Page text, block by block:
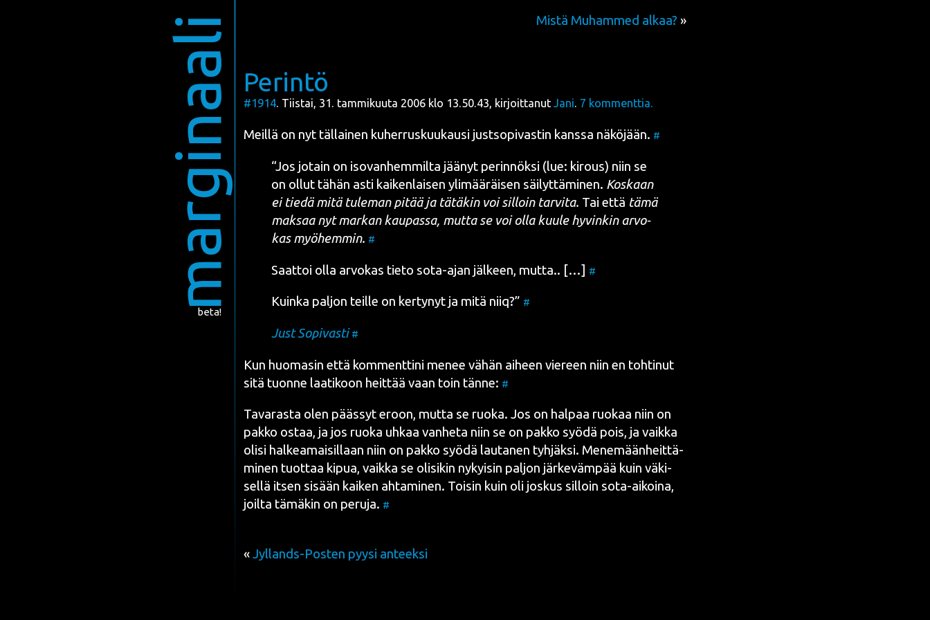
marginaali
beta!
Mistä Muhammed alkaa? »
Perintö
#1914. Tiistai, 31. tammikuuta 2006 klo 13.50.43, kirjoittanut Jani. 7 kommenttia.
Meil­lä on nyt täl­lai­nen kuher­rus­kuu­kausi just­so­pi­vas­tin kans­sa näkö­jään. #
“Jos jotain on iso­van­hem­mil­ta jää­nyt perin­nök­si (lue: kirous) niin se
on ollut tähän asti kai­ken­lai­sen yli­mää­räi­sen säi­lyt­tä­mi­nen. Kos­kaan
ei tie­dä mitä tule­man pitää ja tätä­kin voi sil­loin tar­vi­ta. Tai että tämä
mak­saa nyt mar­kan kau­pas­sa, mut­ta se voi olla kuu­le hyvin­kin arvo­
kas myö­hem­min. #
Saat­toi olla arvo­kas tie­to sota-ajan jäl­keen, mut­ta.. […] #
Kuin­ka pal­jon teil­le on ker­ty­nyt ja mitä niiq?” #
Just Sopi­vas­ti #
Kun huo­ma­sin että kom­ment­ti­ni menee vähän aiheen vie­reen niin en toh­ti­nut
sitä tuon­ne laa­ti­koon heit­tää vaan toin tän­ne: #
Tava­ras­ta olen pääs­syt eroon, mut­ta se ruo­ka. Jos on hal­paa ruo­kaa niin on
pak­ko ostaa, ja jos ruo­ka uhkaa van­he­ta niin se on pak­ko syö­dä pois, ja vaik­ka
oli­si hal­kea­mai­sil­laan niin on pak­ko syö­dä lau­ta­nen tyh­jäk­si. Mene­mään­heit­tä­
mi­nen tuot­taa kipua, vaik­ka se oli­si­kin nykyi­sin pal­jon jär­ke­väm­pää kuin väki­
sel­lä itsen sisään kai­ken ahta­mi­nen. Toi­sin kuin oli jos­kus sil­loin sota-aikoi­na,
joil­ta tämä­kin on peru­ja. #
«Jyllands-Posten pyysi anteeksi